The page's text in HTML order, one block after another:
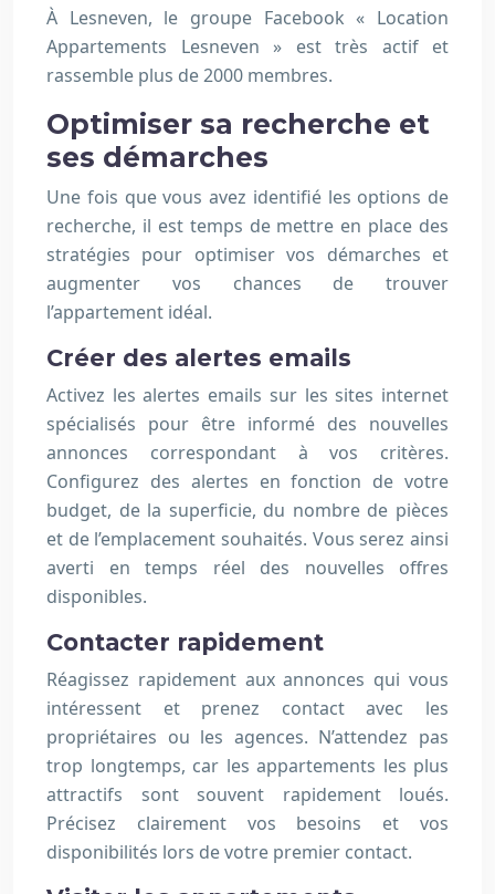
À Lesneven, le groupe Facebook « Location
Appartements Lesneven » est très actif et
rassemble plus de 2000 membres.
Optimiser sa recherche et
ses démarches
Une fois que vous avez identifié les options de
recherche, il est temps de mettre en place des
stratégies pour optimiser vos démarches et
augmenter vos chances de trouver
l’appartement idéal.
Créer des alertes emails
Activez les alertes emails sur les sites internet
spécialisés pour être informé des nouvelles
annonces correspondant à vos critères.
Configurez des alertes en fonction de votre
budget, de la superficie, du nombre de pièces
et de l’emplacement souhaités. Vous serez ainsi
averti en temps réel des nouvelles offres
disponibles.
Contacter rapidement
Réagissez rapidement aux annonces qui vous
intéressent et prenez contact avec les
propriétaires ou les agences. N’attendez pas
trop longtemps, car les appartements les plus
attractifs sont souvent rapidement loués.
Précisez clairement vos besoins et vos
disponibilités lors de votre premier contact.